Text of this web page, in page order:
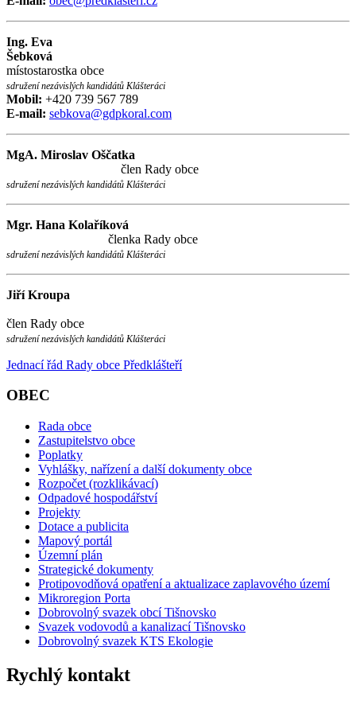
Ing. Eva
Šebková
místostarostka obce
sdružení nezávislých kandidátů Klášteráci
Mobil: +420 739 567 789
E-mail: sebkova@gdpkoral.com
MgA. Miroslav Oščatka
člen Rady obce
sdružení nezávislých kandidátů Klášteráci
Mgr. Hana Kolaříková
členka Rady obce
sdružení nezávislých kandidátů Klášteráci
Jiří Kroupa
člen Rady obce
sdružení nezávislých kandidátů Klášteráci
Jednací řád Rady obce Předklášteří
OBEC
Rada obce
Zastupitelstvo obce
Poplatky
Vyhlášky, nařízení a další dokumenty obce
Rozpočet (rozklikávací)
Odpadové hospodářství
Projekty
Dotace a publicita
Mapový portál
Územní plán
Strategické dokumenty
Protipovodňová opatření a aktualizace zaplavového území
Mikroregion Porta
Dobrovolný svazek obcí Tišnovsko
Svazek vodovodů a kanalizací Tišnovsko
Dobrovolný svazek KTS Ekologie
Rychlý kontakt